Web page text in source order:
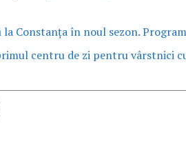
la Constanța în noul sezon.
centru de zi pentru vârstnici